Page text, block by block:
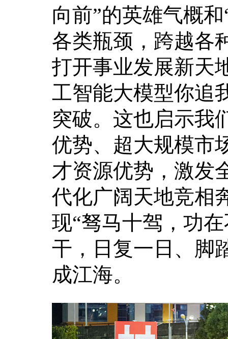
向前”的英雄气概
各类瓶颈，跨越各
打开事业发展新天
工智能大模型你追
突破。这也启示我
优势、超大规模市
才资源优势，激发
代化广阔天地竞相
现“驽马十驾，功
干，日复一日、脚
成江海。